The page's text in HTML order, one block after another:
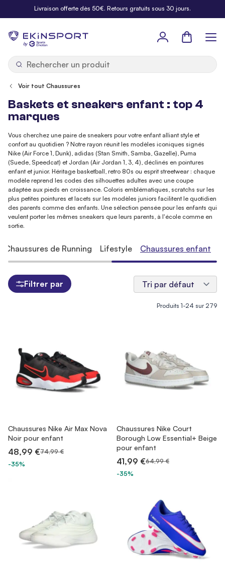
Allez au contenuLivraison offerte dès 50€. Retours gratuits sous 30 jours.
by
Panier
Voir tout Chaussures
Baskets et sneakers enfant : top 4
marques
Vous cherchez une paire de sneakers pour votre enfant alliant style et
confort au quotidien ? Notre rayon réunit les modèles iconiques signés
Nike (Air Force 1, Dunk), adidas (Stan Smith, Samba, Gazelle), Puma
(Suede, Speedcat) et Jordan (Air Jordan 1, 3, 4), déclinés en pointures
enfant et junior. Héritage basketball, retro 80s ou esprit streetwear : chaque
modèle reprend les codes des silhouettes adultes avec une coupe
adaptée aux pieds en croissance. Coloris emblématiques, scratchs sur les
plus petites pointures et lacets sur les modèles juniors facilitent le quotidien
des parents comme des enfants. Une sélection pensée pour les enfants qui
veulent porter les mêmes sneakers que leurs parents, à l'école comme en
sortie.
Produits 1-24 sur279
Chaussures Nike Air Max Nova
Noir pour enfant
48,99 €74,99 €
-35%
Chaussures Nike Court
Borough Low Essential+ Beige
pour enfant
41,99 €64,99 €
-35%
Chaussures de Running Lifestyle Chaussures enfant
Filtrer par